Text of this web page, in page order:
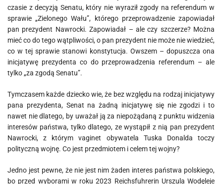
czasie z decyzją Senatu, który nie wyraził zgody na referendum w
sprawie „Zielonego Wału”, którego przeprowadzenie zapowiadał
pan prezydent Nawrocki. Zapowiadał – ale czy szczerze? Można
mieć co do tego wątpliwości, o pan prezydent nie może nie wiedzieć,
co w tej sprawie stanowi konstytucja. Owszem – dopuszcza ona
inicjatywę prezydenta co do przeprowadzenia referendum – ale
tylko „za zgodą Senatu”.
Tymczasem każde dziecko wie, że bez względu na rodzaj inicjatywy
pana prezydenta, Senat na żadną inicjatywę się nie zgodzi i to
nawet nie dlatego, by uważał ją za niepożądaną z punktu widzenia
interesów państwa, tylko dlatego, ze wystąpił z nią pan prezydent
Nawrocki, z którym vaginet obywatela Tuska Donalda toczy
polityczną wojnę. Co jest przedmiotem i celem tej wojny?
Jedno jest pewne, że nie jest nim żaden interes państwa polskiego,
bo przed wyborami w roku 2023 Reichsfuhrerin Urszula Wodęleje